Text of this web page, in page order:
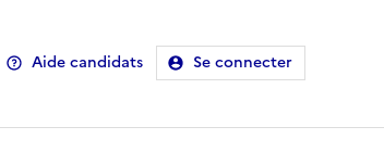
Aide candidats Se connecter